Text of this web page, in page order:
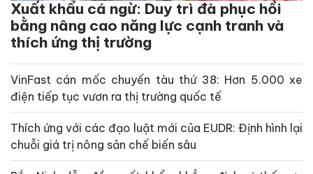
Xuất khẩu cá ngừ: Duy trì đà phục hồi
bằng nâng cao năng lực cạnh tranh và
thích ứng thị trường
VinFast cán mốc chuyến tàu thứ 38: Hơn 5.000 xe
điện tiếp tục vươn ra thị trường quốc tế
Thích ứng với các đạo luật mới của EUDR: Định hình lại
chuỗi giá trị nông sản chế biến sâu